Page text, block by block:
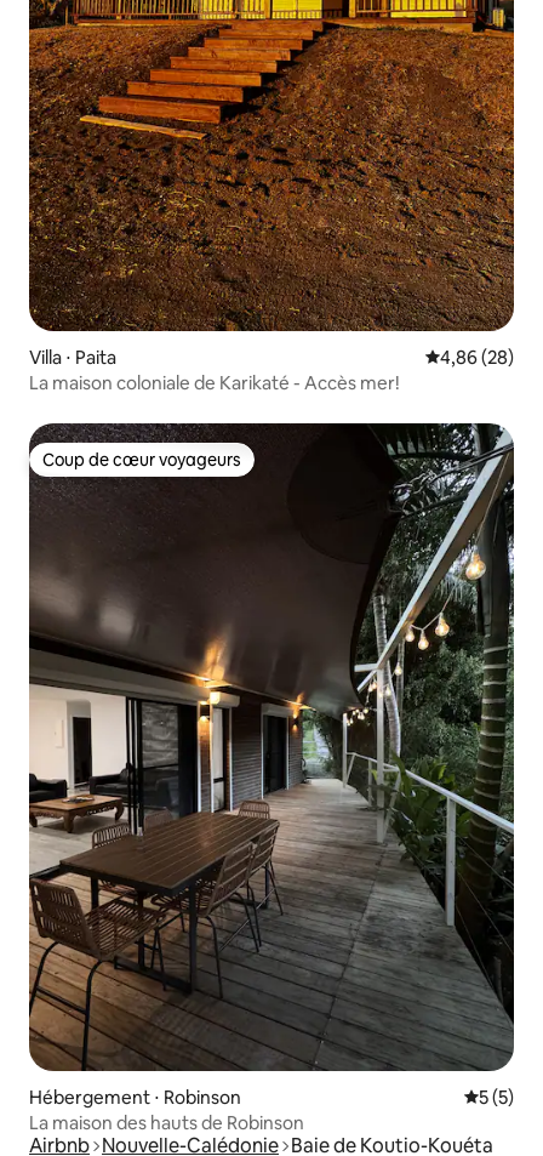
Villa ⋅ Paita Évaluation
4,86 (28)
La maison coloniale de Karikaté - Accès mer!
Coup de cœur voyageurs
Coup de cœur voyageurs
Hébergement ⋅ Robinson
5 (5)
La maison des hauts de Robinson
Airbnb Nouvelle-Calédonie Baie de Koutio-Kouéta